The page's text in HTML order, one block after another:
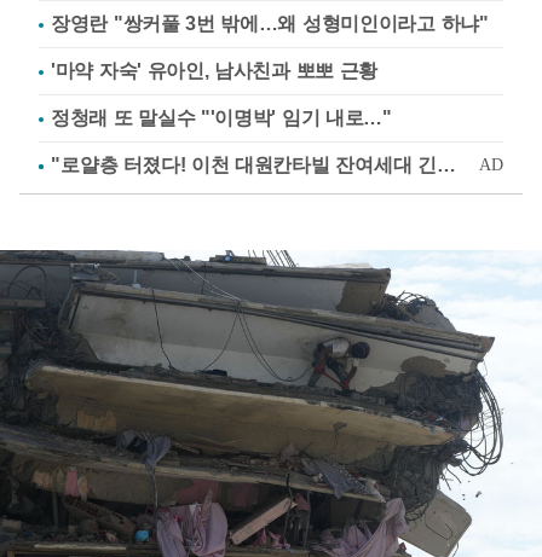
장영란 "쌍커풀 3번 밖에…왜 성형미인이라고 하냐"
'마약 자숙' 유아인, 남사친과 뽀뽀 근황
정청래 또 말실수 "'이명박' 임기 내로…"